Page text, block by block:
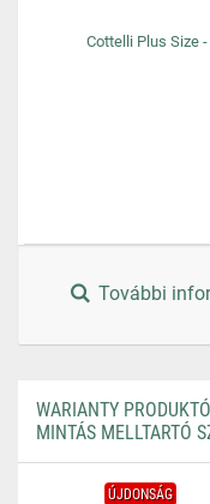
Cottelli Plus Size
További
WARIANTY
MINTÁS MELLTARTÓ
ÚJDONSÁG